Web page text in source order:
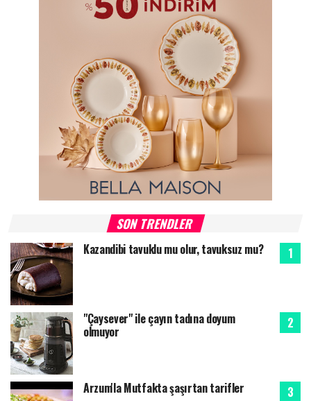
SON TRENDLER
Kazandibi tavuklu mu olur, tavuksuz mu?
"Çaysever" ile çayın tadına doyum
olmuyor
Arzum'la Mutfakta şaşırtan tarifler